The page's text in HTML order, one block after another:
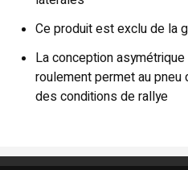
Ce produit est exclu de la
La conception
roulement permet au pneu
des conditions de rallye